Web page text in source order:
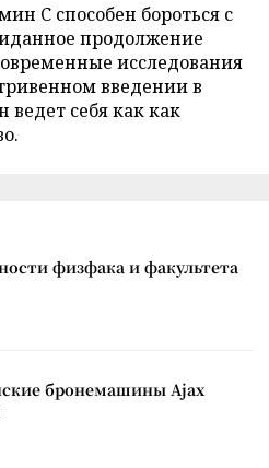
C способен бороться с
продолжение
исследования
введении в
ведет себя как как
физфака и факультета
бронемашины Ajax